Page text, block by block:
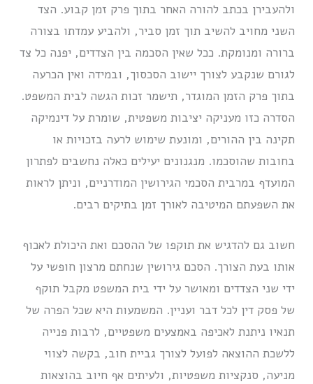
ולהעבירן בכתב להורה האחר בתוך פרק זמן קבוע. הצד
השני מחויב להשיב תוך זמן סביר, ולהביע עמדתו בצורה
ברורה ומנומקת. ככל שאין הסכמה בין הצדדים, יפנה כל צד
לגורם שנקבע לצורך יישוב הסכסוך, ובמידה ואין הכרעה
בתוך פרק הזמן המוגדר, תישמר זכות הגשה לבית המשפט.
הסדרה כזו מעניקה יציבות משפטית, שומרת על דינמיקה
תקינה בין ההורים, ומונעת שימוש לרעה בזכויות או
בחובות שהוסכמו. מנגנונים יעילים כאלה נחשבים לפתרון
המועדף במרבית הסכמי הגירושין המודרניים, וניתן לראות
את השפעתם המיטיבה לאורך זמן בתיקים רבים.
חשוב גם להדגיש את תוקפו של ההסכם ואת היכולת לאכוף
אותו בעת הצורך. הסכם גירושין שנחתם מרצון חופשי על
ידי שני הצדדים ומאושר על ידי בית המשפט מקבל תוקף
של פסק דין לכל דבר ועניין. המשמעות היא שכל הפרה של
תנאיו ניתנת לאכיפה באמצעים משפטיים, לרבות פנייה
ללשכת ההוצאה לפועל לצורך גביית חוב, בקשה לצווי
מניעה, סנקציות משפטיות, ולעיתים אף חיוב בהוצאות